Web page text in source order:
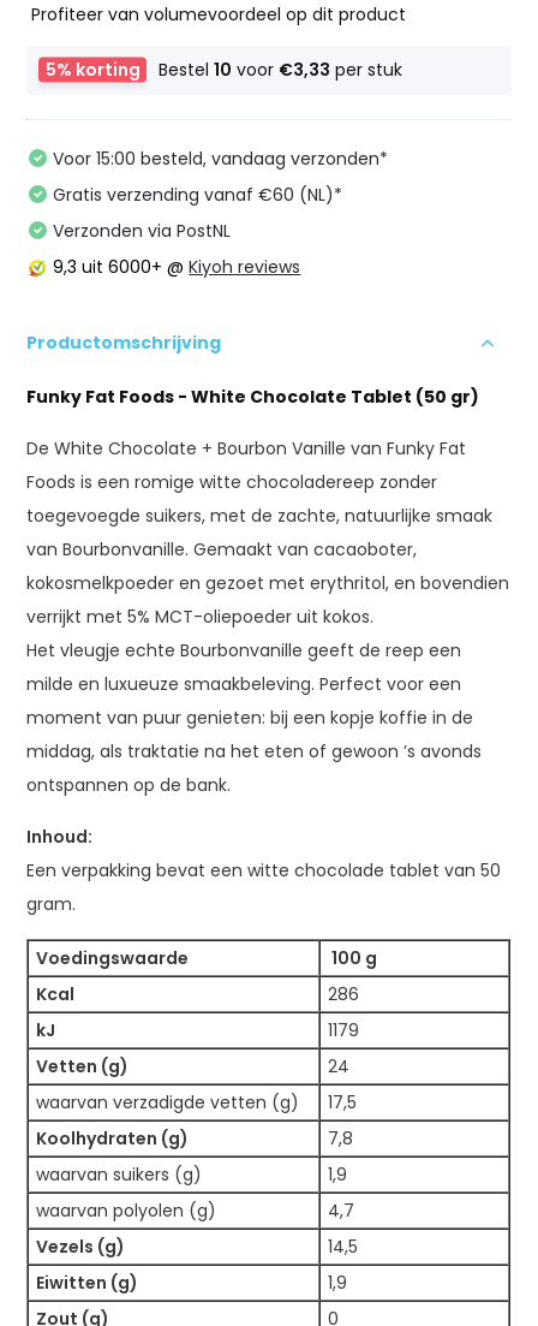
Profiteer van volumevoordeel op dit product
5% korting Bestel10 voor €3,33 per stuk
Voor 15:00 besteld, vandaag verzonden*
Gratis verzending vanaf €60 (NL)*
Verzonden via PostNL
9,3 uit 6000+ @Kiyoh reviews
Productomschrijving
Funky Fat Foods - White Chocolate Tablet (50 gr)
De White Chocolate + Bourbon Vanille van Funky Fat
Foods is een romige witte chocoladereep zonder
toegevoegde suikers, met de zachte, natuurlijke smaak
van Bourbonvanille. Gemaakt van cacaoboter,
kokosmelkpoeder en gezoet met erythritol, en bovendien
verrijkt met 5% MCT-oliepoeder uit kokos.
Het vleugje echte Bourbonvanille geeft de reep een
milde en luxueuze smaakbeleving. Perfect voor een
moment van puur genieten: bij een kopje koffie in de
middag, als traktatie na het eten of gewoon ’s avonds
ontspannen op de bank.
Inhoud:
Een verpakking bevat een witte chocolade tablet van 50
gram.
Voedingswaarde
100 g
Kcal
286
kJ
1179
Vetten (g)
24
waarvan verzadigde vetten (g)
17,5
Koolhydraten (g)
7,8
waarvan suikers (g)
1,9
waarvan polyolen (g)
4,7
Vezels (g)
14,5
Eiwitten (g)
1,9
Zout (g)
0